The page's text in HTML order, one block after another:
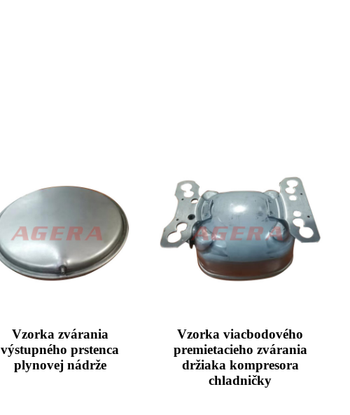
Vzorka zvárania
výstupného prstenca
plynovej nádrže
Vzorka viacbodového
premietacieho zvárania
držiaka kompresora
chladničky